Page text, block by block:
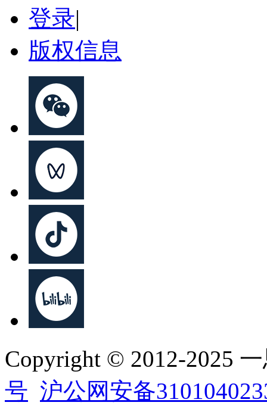
登录|
版权信息
Copyright © 2012-2025
号 沪公网安备